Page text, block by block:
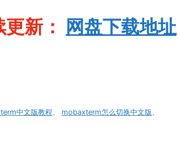
新： 网盘下载地址
中文版教程 mobaxterm怎么切换中文版